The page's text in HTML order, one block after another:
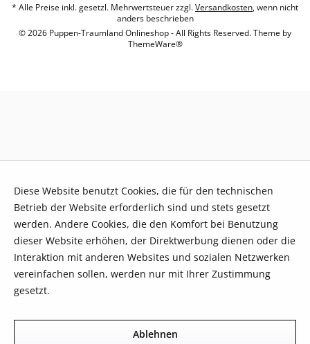
* Alle Preise inkl. gesetzl. Mehrwertsteuer zzgl.Versandkosten, wenn nicht
anders beschrieben
© 2026 Puppen-Traumland Onlineshop - All Rights Reserved. Theme by
ThemeWare®
Diese Website benutzt Cookies, die für den technischen
Betrieb der Website erforderlich sind und stets gesetzt
werden. Andere Cookies, die den Komfort bei Benutzung
dieser Website erhöhen, der Direktwerbung dienen oder die
Interaktion mit anderen Websites und sozialen Netzwerken
vereinfachen sollen, werden nur mit Ihrer Zustimmung
gesetzt.
Ablehnen